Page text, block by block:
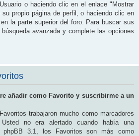
o haciendo clic en el enlace "Mostrar
propio página de perfil, o haciendo clic en
la parte superior del foro. Para buscar sus
avanzada y complete las opciones
añadir como Favorito y suscribirme a un
trabajaron mucho como marcadores
no era alertado cuando había una
phpBB 3.1, los Favoritos son más como